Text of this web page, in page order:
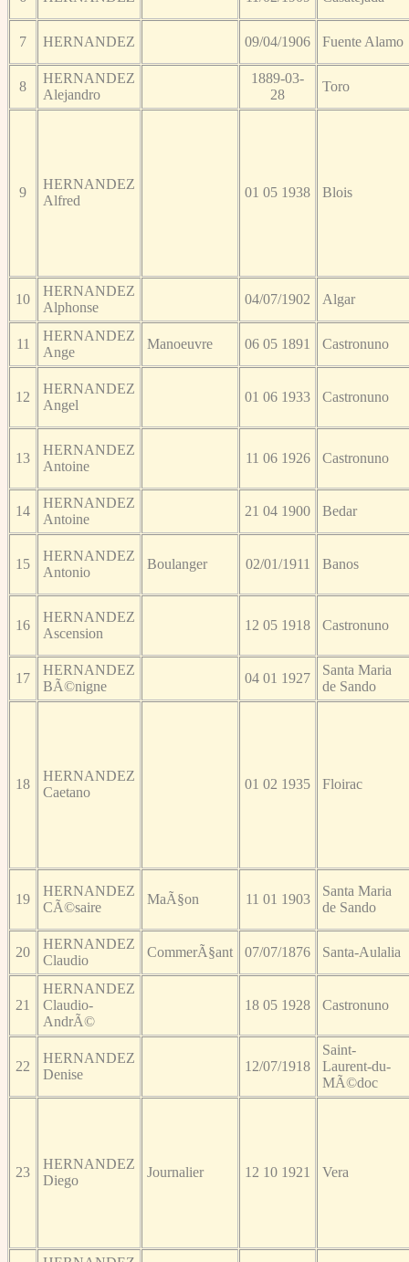
7 HERNANDEZ 09/04/1906 Fuente Alamo
8
HERNANDEZ
Alejandro
1889-03-
28
Toro
9
HERNANDEZ
Alfred
01 05 1938 Blois
10
HERNANDEZ
Alphonse
04/07/1902 Algar
11
HERNANDEZ
Ange
Manoeuvre 06 05 1891 Castronuno
12
HERNANDEZ
Angel
01 06 1933 Castronuno
13
HERNANDEZ
Antoine
11 06 1926 Castronuno
14
HERNANDEZ
Antoine
21 04 1900 Bedar
15
HERNANDEZ
Antonio
Boulanger 02/01/1911 Banos
16
HERNANDEZ
Ascension
12 05 1918 Castronuno
17
HERNANDEZ
BÃ©nigne
04 01 1927
Santa Maria
de Sando
18
HERNANDEZ
Caetano
01 02 1935 Floirac
19
HERNANDEZ
CÃ©saire
MaÃ§on 11 01 1903
Santa Maria
de Sando
20
HERNANDEZ
Claudio
CommerÃ§ant 07/07/1876 Santa-Aulalia
21
HERNANDEZ
Claudio-
AndrÃ©
18 05 1928 Castronuno
22
HERNANDEZ
Denise
12/07/1918
Saint-
Laurent-du-
MÃ©doc
23
HERNANDEZ
Diego
Journalier 12 10 1921 Vera